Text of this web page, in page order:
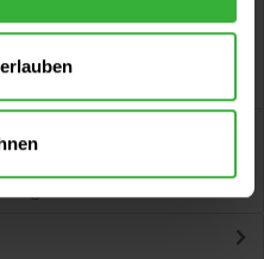
am Auto...